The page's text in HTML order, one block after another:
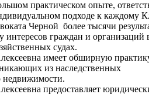
практическом опыте,
подходе к каждому
Черной более тысячи
интересов граждан и организаций
судах.
имеет обширную
из наследственных
недвижимости.
предоставляет